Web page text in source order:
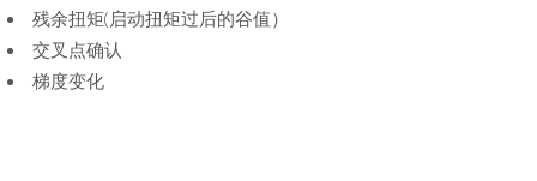
残余扭矩(启动扭矩过后的谷值）
交叉点确认
梯度变化